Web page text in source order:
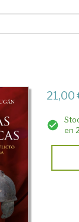
21,00
en